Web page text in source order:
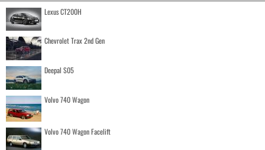
Lexus CT200H
Chevrolet Trax 2nd Gen
Deepal S05
Volvo 740 Wagon
Volvo 740 Wagon Facelift